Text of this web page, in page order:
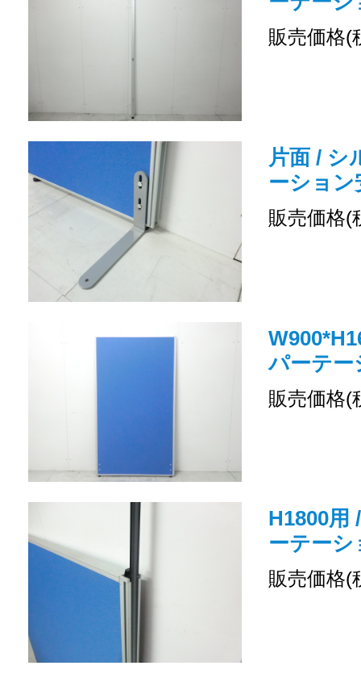
販売価格(
片面 / シ
ーション
販売価格(
パーテー
販売価格(
H1800用
ーテー
販売価格(